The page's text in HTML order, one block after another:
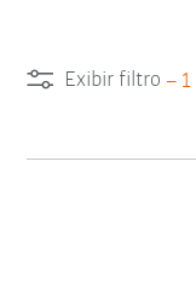
Exibir filtro – 1